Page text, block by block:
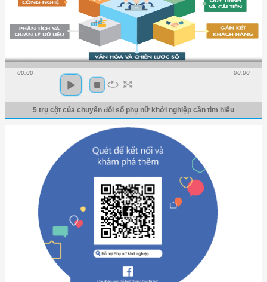
00:00 00:00
5 trụ cột của chuyển đổi số phụ nữ khởi nghiệp cần tìm hiểu